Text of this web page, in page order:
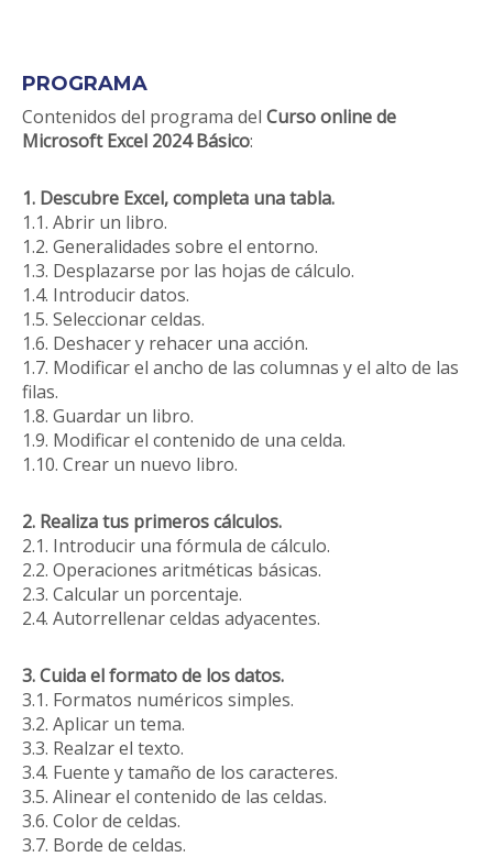
PROGRAMA
Contenidos del programa del Curso online de
Microsoft Excel 2024 Básico:
1. Descubre Excel, completa una tabla.
1.1. Abrir un libro.
1.2. Generalidades sobre el entorno.
1.3. Desplazarse por las hojas de cálculo.
1.4. Introducir datos.
1.5. Seleccionar celdas.
1.6. Deshacer y rehacer una acción.
1.7. Modificar el ancho de las columnas y el alto de las
filas.
1.8. Guardar un libro.
1.9. Modificar el contenido de una celda.
1.10. Crear un nuevo libro.
2. Realiza tus primeros cálculos.
2.1. Introducir una fórmula de cálculo.
2.2. Operaciones aritméticas básicas.
2.3. Calcular un porcentaje.
2.4. Autorrellenar celdas adyacentes.
3. Cuida el formato de los datos.
3.1. Formatos numéricos simples.
3.2. Aplicar un tema.
3.3. Realzar el texto.
3.4. Fuente y tamaño de los caracteres.
3.5. Alinear el contenido de las celdas.
3.6. Color de celdas.
3.7. Borde de celdas.